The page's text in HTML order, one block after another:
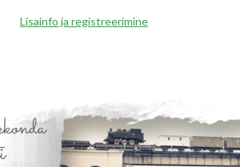
Lisainfo ja registreerimine